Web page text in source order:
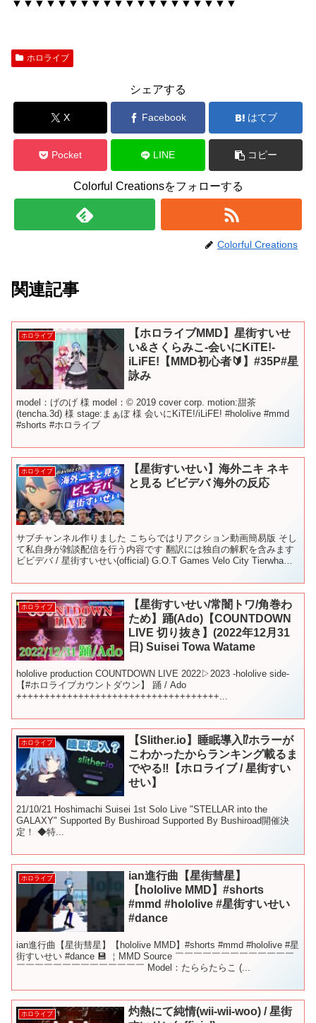
▼▼▼▼▼▼▼▼▼▼▼▼▼▼▼▼▼▼▼▼
ホロライブ
シェアする
X Facebook はてブ
Pocket LINE コピー
Colorful Creationsをフォローする
Colorful Creations
関連記事
ホロライブ
【ホロライブMMD】星街すいせ
い&さくらみこ-会いにKiTE!-
iLiFE!【MMD初心者🔰】#35P#星
詠み
model：げのげ 様 model：© 2019 cover corp. motion:甜茶
(tencha.3d) 様 stage:まぁぼ 様 会いにKiTE!/iLiFE! #hololive #mmd
#shorts #ホロライブ
ホロライブ
【星街すいせい】海外ニキ ネキ
と見る ビビデバ 海外の反応
サブチャンネル作りました こちらではリアクション動画簡易版 そし
て私自身が雑談配信を行う内容です 翻訳には独自の解釈を含みます
ビビデバ / 星街すいせい(official) G.O.T Games Velo City Tierwha
ホロライブ
【星街すいせい/常闇トワ/角巻わ
ため】踊(Ado)【COUNTDOWN
LIVE 切り抜き】(2022年12月31
日) Suisei Towa Watame
hololive production COUNTDOWN LIVE 2022▷2023 -hololive side-
【#ホロライブカウントダウン】 踊 / Ado
++++++++++++++++++++++++++++++++++++...
ホロライブ
【Slither.io】睡眠導入⁉ホラーが
こわかったからランキング載るま
でやる‼【ホロライブ / 星街すい
せい】
21/10/21 Hoshimachi Suisei 1st Solo Live "STELLAR into the
GALAXY" Supported By Bushiroad Supported By Bushiroad開催決
定！ ◆特...
ホロライブ
ian進行曲【星街彗星】
【hololive MMD】#shorts
#mmd #hololive #星街すいせい
#dance
ian進行曲【星街彗星】【hololive MMD】#shorts #mmd #hololive #星
街すいせい #dance 💾 ￤MMD Source ￣￣￣￣￣￣￣￣￣￣￣￣￣
￣￣￣￣￣￣￣￣￣￣￣￣￣￣ Model：たららたらこ (...
ホロライブ
灼熱にて純情(wii-wii-woo) / 星街